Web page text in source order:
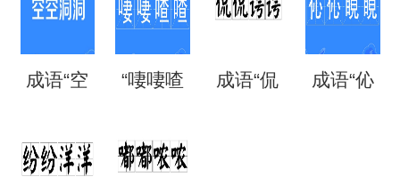
里？
读？用
来形容
语吗？
是什么
意思？
是什么 含义与
成语“空 “啛啛喳 成语“侃 成语“伈